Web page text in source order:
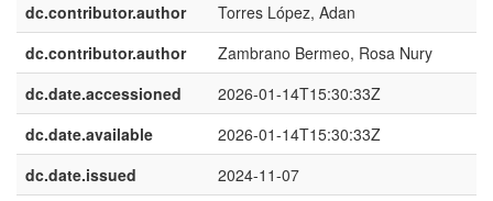
dc.contributor.author
Torres López, Adan
dc.contributor.author
Zambrano Bermeo, Rosa Nury
dc.date.accessioned
2026-01-14T15:30:33Z
dc.date.available
2026-01-14T15:30:33Z
dc.date.issued
2024-11-07